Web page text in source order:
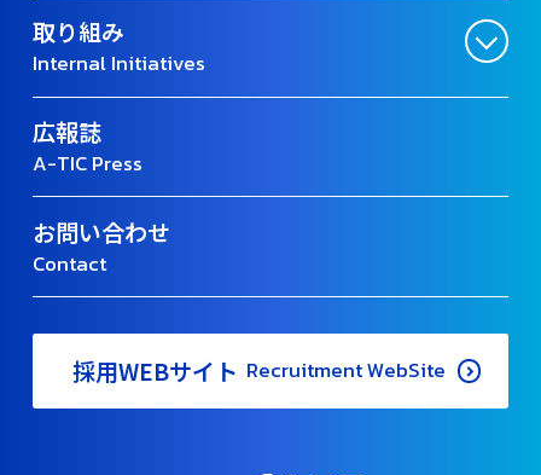
取り組み
Internal Initiatives
広報誌
A-TIC Press
お問い合わせ
Contact
採用WEBサイト Recruitment WebSite